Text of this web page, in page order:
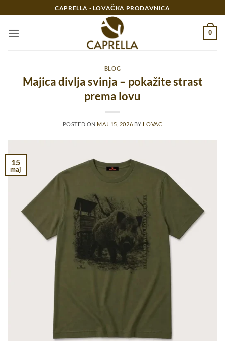
na
sadržaj
CAPRELLA - LOVAČKA PRODAVNICA
0
BLOG
Majica divlja svinja – pokažite strast
prema lovu
POSTED ON MAJ 15, 2026 BY LOVAC
15
maj